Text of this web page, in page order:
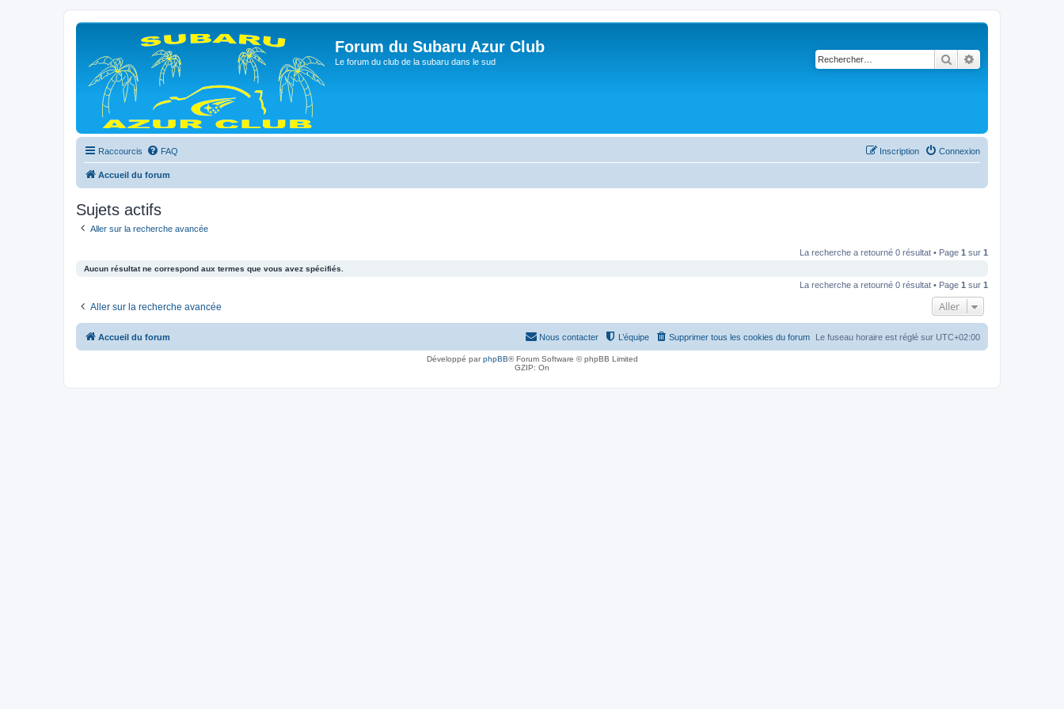
Forum du Subaru Azur Club
Le forum du club de la subaru dans le sud Rechercher
Raccourcis FAQ Connexion
Inscription
Accueil du forum
Sujets actifs
Aller sur la recherche avancée
La recherche a retourné 0 résultat • Page 1 sur 1
Aucun résultat ne correspond aux termes que vous avez spécifiés.
La recherche a retourné 0 résultat • Page 1 sur 1
Aller sur la recherche avancée Aller
Accueil du forum Le fuseau horaire est réglé sur UTC+02:00
Supprimer tous les cookies du forum
L’équipe
Nous contacter
Développé parphpBB® Forum Software © phpBB Limited
GZIP: On